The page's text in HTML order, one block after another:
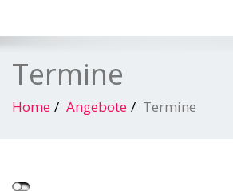
Termine
Home Angebote Termine